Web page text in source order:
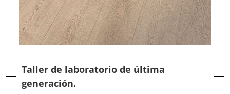
Taller de laboratorio de última
generación.